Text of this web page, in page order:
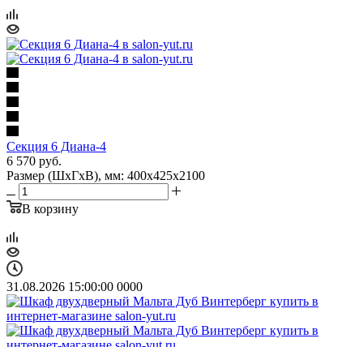
Секция 6 Диана-4
6 570 руб.
Размер (ШхГхВ), мм: 400х425х2100
В корзину
31.08.2026 15:00:00 0000